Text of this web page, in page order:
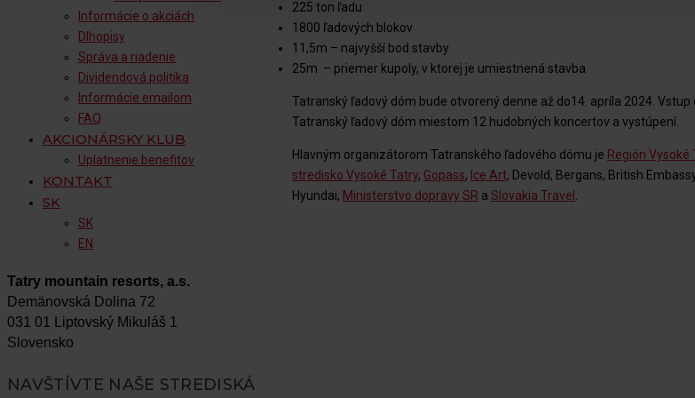
Informácie o akciách
Dlhopisy
Správa a riadenie
Dividendová politika
Informácie emailom
FAQ
AKCIONÁRSKY KLUB
Uplatnenie benefitov
KONTAKT
SK
SK
EN
225 ton ľadu
1800 ľadových blokov
11,5m – najvyšší bod stavby
25m – priemer kupoly, v ktorej je umiestnená stavba
Tatranský ľadový dóm bude otvorený denne až do14. apríla 2024.
Tatranský ľadový dóm miestom 12 hudobných koncertov a vystúpení.
Hlavným organizátorom Tatranského ľadového dómu je Región Vysoké
stredisko Vysoké Tatry, Gopass, Ice Art, Devold, Bergans, British
Hyundai, Ministerstvo dopravy SR a Slovakia Travel
Tatry mountain resorts, a.s.
Demänovská Dolina 72
031 01 Liptovský Mikuláš 1
Slovensko
NAVŠTÍVTE NAŠE STREDISKÁ